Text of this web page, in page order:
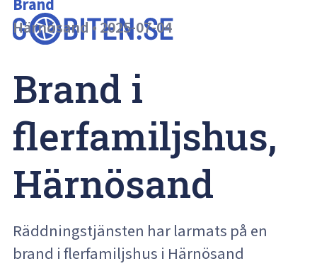
Brand
Härnösand•2025-07-04
Brand i
flerfamiljshus,
Härnösand
Räddningstjänsten har larmats på en
brand i flerfamiljshus i Härnösand